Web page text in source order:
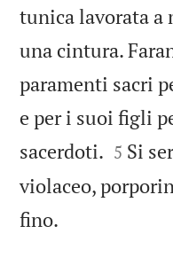
tunica lavorata a
una cintura.
paramenti sacri
e per i suoi figli
sacerdoti. 

5 Si
violaceo,
fino.